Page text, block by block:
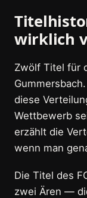
wirklich
Zwölf Titel für
diese
Wettbewerb
erzählt die
wenn man
Die Titel des
zwei Ären —